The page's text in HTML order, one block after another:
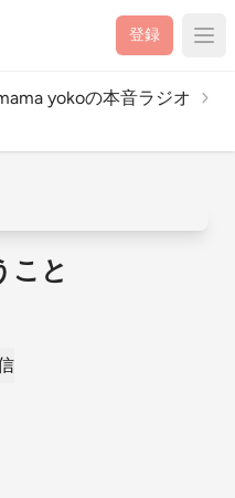
登録
yokoの本音ラジオ
こと